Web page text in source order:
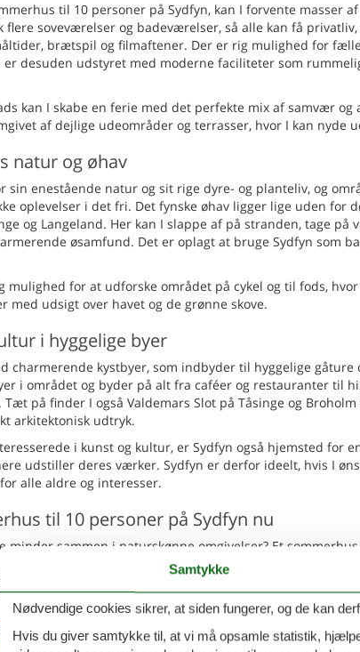
til 10 personer på Sydfyn, kan I forvente masser
flere soveværelser og badeværelser, så alle kan få
brætspil og filmaftener. Der er rig mulighed for
desuden udstyret med moderne faciliteter som
kan I skabe en ferie med det perfekte mix af samvær
af dejlige udeområder og terrasser, hvor I kan nyde
natur og øhav
sin enestående natur og sit rige dyre- og planteliv, og
oplevelser i det fri. Det fynske øhav ligger lige uden for
og Langeland. Her kan I slappe af på stranden, tage
øsamfund. Det er oplagt at bruge Sydfyn som
mulighed for at udforske området på cykel og til fods,
med udsigt over havet og de grønne skove.
i hyggelige byer
charmerende kystbyer, som indbyder til hyggelige
i området og byder på alt fra caféer og restauranter til
på finder I også Valdemars Slot på Tåsinge og
arkitektonisk udtryk.
i kunst og kultur, er Sydfyn også hjemsted for
udstiller deres værker. Sydfyn er derfor ideelt, hvis I
alle aldre og interesser.
til 10 personer på Sydfyn nu
minder sammen i naturskønne omgivelser? Et
opleve Sydfyns natur, kultur og afslapning. Lej jeres
på skønne Sydfyn.
Moderne feriehus
Samtykke
Nødvendige cookies sikrer, at siden fungerer, og de kan
Hvis du giver samtykke til, at vi må opsamle statistik,